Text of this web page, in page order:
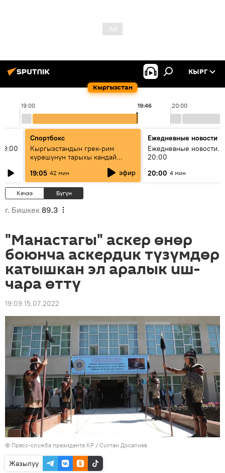
Кыргызстан
КЫРГ
19:00 20:00
19:46
Спортбокс
Кыргызстандын грек-рим
күрөшүнүн тарыхы кандай
19:05 42 мин эфир
Ежедневные новости
Ежедневные новости.
20:00
20:00 4 мин
Кечээ Бүгүн
г. Бишкек 89.3
"Манастагы" аскер өнөр
боюнча аскердик түзүмдөр
катышкан эл аралык иш-
чара өттү
19:09 15.07.2022
© Пресс-служба президента КР / Султан Досалиев
Жазылуу